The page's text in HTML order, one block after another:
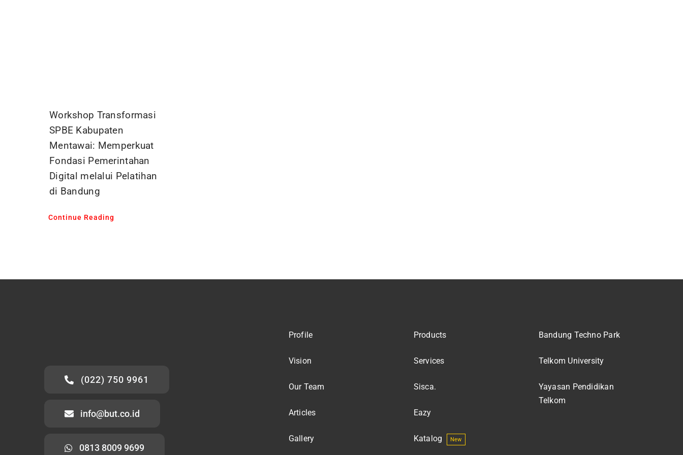
Workshop Transformasi
SPBE Kabupaten
Mentawai: Memperkuat
Fondasi Pemerintahan
Digital melalui Pelatihan
di Bandung
Continue Reading
(022) 750 9961
info@but.co.id
0813 8009 9699
Profile
Vision
Our Team
Articles
Gallery
Products
Services
Sisca.
Eazy
Katalog New
Bandung Techno Park
Telkom University
Yayasan Pendidikan
Telkom